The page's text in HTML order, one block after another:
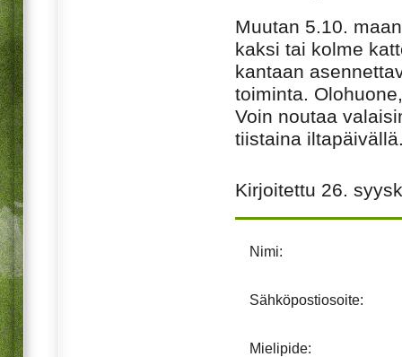
Muutan 5.10.
kaksi tai kolme
kantaan
toiminta.
Voin noutaa
tiistaina
Kirjoitettu 26.
Nimi:
Sähköpostiosoite:
Mielipide: